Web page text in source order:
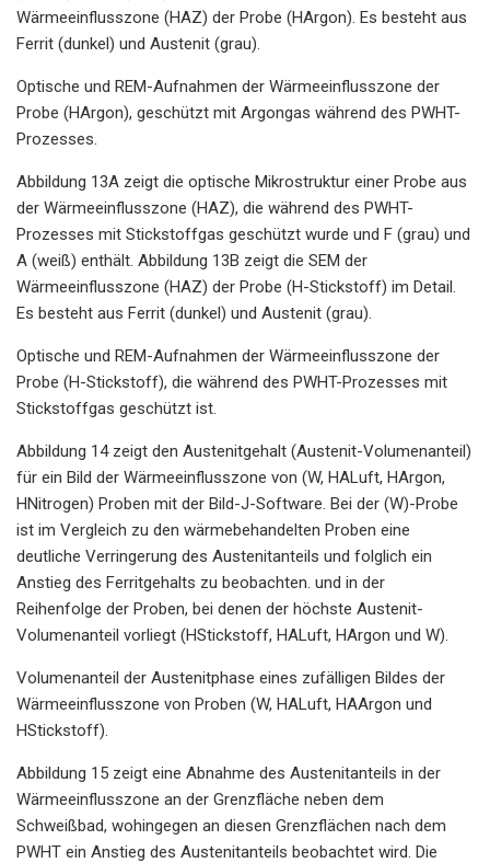
Wärmeeinflusszone (HAZ) der Probe (HArgon). Es besteht aus
Ferrit (dunkel) und Austenit (grau).
Optische und REM-Aufnahmen der Wärmeeinflusszone der
Probe (HArgon), geschützt mit Argongas während des PWHT-
Prozesses.
Abbildung 13A zeigt die optische Mikrostruktur einer Probe aus
der Wärmeeinflusszone (HAZ), die während des PWHT-
Prozesses mit Stickstoffgas geschützt wurde und F (grau) und
A (weiß) enthält. Abbildung 13B zeigt die SEM der
Wärmeeinflusszone (HAZ) der Probe (H-Stickstoff) im Detail.
Es besteht aus Ferrit (dunkel) und Austenit (grau).
Optische und REM-Aufnahmen der Wärmeeinflusszone der
Probe (H-Stickstoff), die während des PWHT-Prozesses mit
Stickstoffgas geschützt ist.
Abbildung 14 zeigt den Austenitgehalt (Austenit-Volumenanteil)
für ein Bild der Wärmeeinflusszone von (W, HALuft, HArgon,
HNitrogen) Proben mit der Bild-J-Software. Bei der (W)-Probe
ist im Vergleich zu den wärmebehandelten Proben eine
deutliche Verringerung des Austenitanteils und folglich ein
Anstieg des Ferritgehalts zu beobachten. und in der
Reihenfolge der Proben, bei denen der höchste Austenit-
Volumenanteil vorliegt (HStickstoff, HALuft, HArgon und W).
Volumenanteil der Austenitphase eines zufälligen Bildes der
Wärmeeinflusszone von Proben (W, HALuft, HAArgon und
HStickstoff).
Abbildung 15 zeigt eine Abnahme des Austenitanteils in der
Wärmeeinflusszone an der Grenzfläche neben dem
Schweißbad, wohingegen an diesen Grenzflächen nach dem
PWHT ein Anstieg des Austenitanteils beobachtet wird. Die